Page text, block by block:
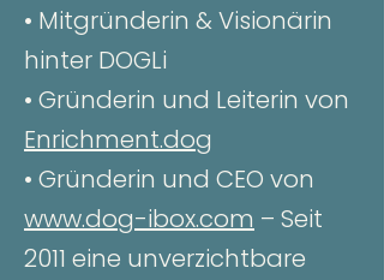
• Mitgründerin & Visionärin
hinter DOGLi
• Gründerin und Leiterin von
Enrichment.dog
• Gründerin und CEO von
www.dog-ibox.com – Seit
2011 eine unverzichtbare